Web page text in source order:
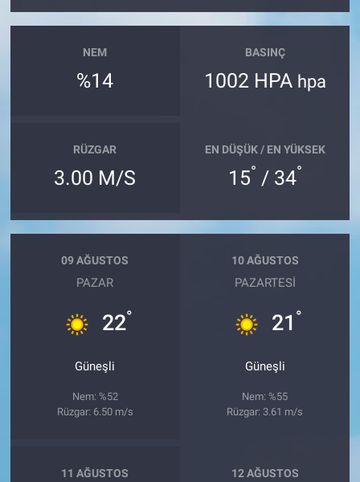
NEM
%14
BASINÇ
1002 HPA hpa
RÜZGAR
3.00 M/S
EN DÜŞÜK / EN YÜKSEK
15° / 34°
09 AĞUSTOS
PAZAR
22°
Güneşli
Nem: %52
Rüzgar: 6.50 m/s
10 AĞUSTOS
PAZARTESI
21 °
Güneşli
Nem: %55
Rüzgar: 3.61 m/s
11 AĞUSTOS 12 AĞUSTOS
Gözden Kaçmasın